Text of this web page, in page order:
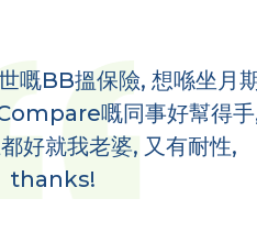
多謝NowCompare EB
group size同budget, 介
個又平d, coverage